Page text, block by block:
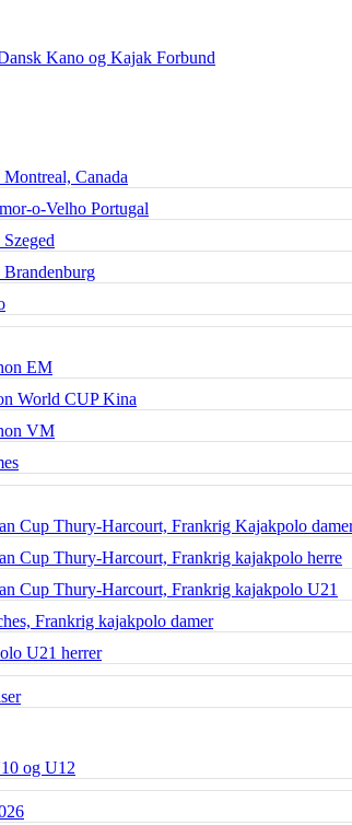
Canada
o-Velho Portugal
EM
World CUP Kina
VM
Cup Thury-Harcourt, Frankrig Kajakpolo
Cup Thury-Harcourt, Frankrig kajakpolo herre
Cup Thury-Harcourt, Frankrig kajakpolo U21
Frankrig kajakpolo damer
U21 herrer
og U12